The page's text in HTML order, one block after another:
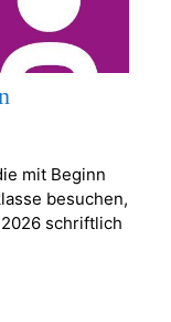
mit Beginn
besuchen,
schriftlich